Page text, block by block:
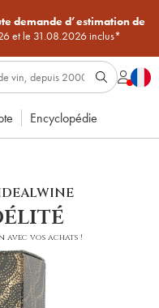
demande d’estimation de
et le 31.08.2026 inclus*
Encyclopédie
avec vos achats !